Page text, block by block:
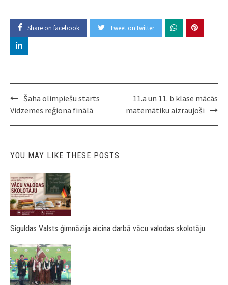
Share on facebook Tweet on twitter
Post
navigation
Šaha olimpiešu starts
Vidzemes reģiona finālā
11.a un 11. b klase mācās
matemātiku aizraujoši
YOU MAY LIKE THESE POSTS
Siguldas Valsts ģimnāzija aicina darbā vācu valodas skolotāju